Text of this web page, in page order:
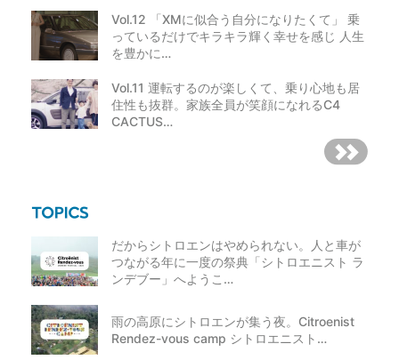
Vol.12 「XMに似合う自分になりたくて」 乗
っているだけでキラキラ輝く幸せを感じ 人生
を豊かに…
Vol.11 運転するのが楽しくて、乗り心地も居
住性も抜群。家族全員が笑顔になれるC4
CACTUS…
だからシトロエンはやめられない。人と車が
つながる年に一度の祭典「シトロエニスト ラ
ンデブー」へようこ…
雨の高原にシトロエンが集う夜。Citroenist
Rendez-vous camp シトロエニスト…